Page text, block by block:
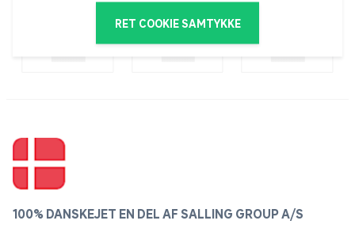
RET COOKIE SAMTYKKE
100% DANSKEJET EN DEL AF SALLING GROUP A/S